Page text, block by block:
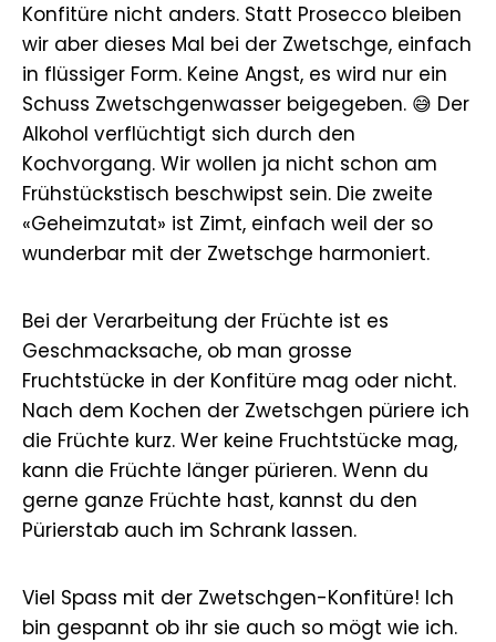
Konfitüre nicht anders. Statt Prosecco bleiben
wir aber dieses Mal bei der Zwetschge, einfach
in flüssiger Form. Keine Angst, es wird nur ein
Schuss Zwetschgenwasser beigegeben. 😅 Der
Alkohol verflüchtigt sich durch den
Kochvorgang. Wir wollen ja nicht schon am
Frühstückstisch beschwipst sein. Die zweite
«Geheimzutat» ist Zimt, einfach weil der so
wunderbar mit der Zwetschge harmoniert.
Bei der Verarbeitung der Früchte ist es
Geschmacksache, ob man grosse
Fruchtstücke in der Konfitüre mag oder nicht.
Nach dem Kochen der Zwetschgen püriere ich
die Früchte kurz. Wer keine Fruchtstücke mag,
kann die Früchte länger pürieren. Wenn du
gerne ganze Früchte hast, kannst du den
Pürierstab auch im Schrank lassen.
Viel Spass mit der Zwetschgen-Konfitüre! Ich
bin gespannt ob ihr sie auch so mögt wie ich.